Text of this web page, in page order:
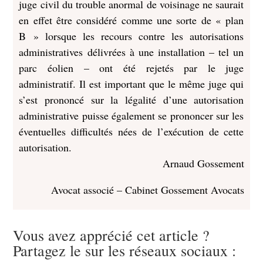
juge civil du trouble anormal de voisinage ne saurait
en effet être considéré comme une sorte de « plan
B » lorsque les recours contre les autorisations
administratives délivrées à une installation – tel un
parc éolien – ont été rejetés par le juge
administratif. Il est important que le même juge qui
s’est prononcé sur la légalité d’une autorisation
administrative puisse également se prononcer sur les
éventuelles difficultés nées de l’exécution de cette
autorisation.
Arnaud Gossement
Avocat associé – Cabinet Gossement Avocats
Vous avez apprécié cet article ?
Partagez le sur les réseaux sociaux :